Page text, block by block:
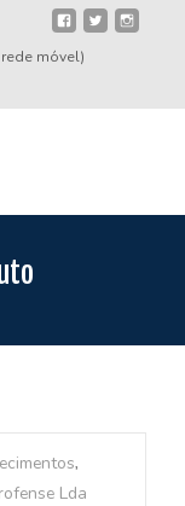
móvel)
,
Lda